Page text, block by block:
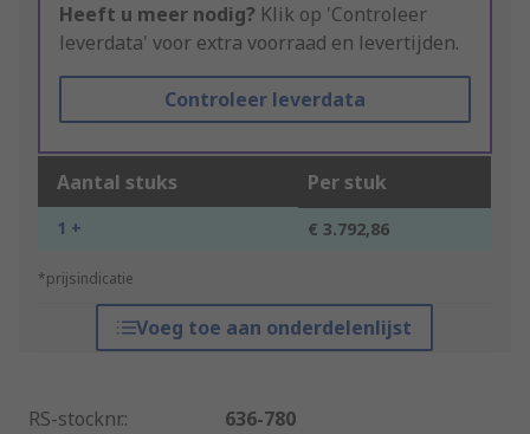
Heeft u meer nodig? Klik op 'Controleer
leverdata' voor extra voorraad en levertijden.
Controleer leverdata
Aantal stuks Per stuk
1 + € 3.792,86
*prijsindicatie
Voeg toe aan onderdelenlijst
RS-stocknr.:
636-780